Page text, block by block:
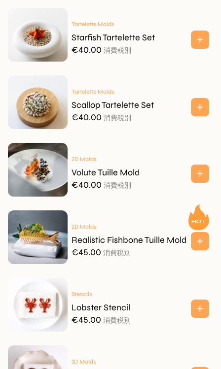
Tartelette Molds
Starfish Tartelette Set
€40.00 消費税別
Tartelette Molds
Scallop Tartelette Set
€40.00 消費税別
2D Molds
Volute Tuille Mold
€40.00 消費税別
2D Molds
Realistic Fishbone Tuille Mold
€45.00 消費税別
Stencils
Lobster Stencil
€45.00 消費税別
3D Molds